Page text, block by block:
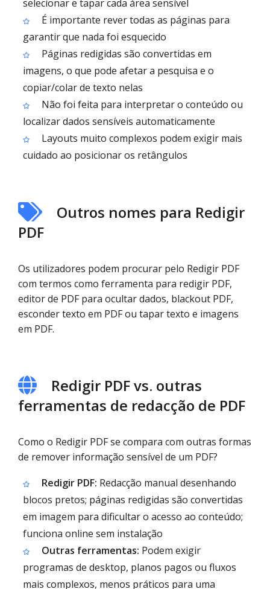
selecionar e tapar cada área sensível
É importante rever todas as páginas para
garantir que nada foi esquecido
Páginas redigidas são convertidas em
imagens, o que pode afetar a pesquisa e o
copiar/colar de texto nelas
Não foi feita para interpretar o conteúdo ou
localizar dados sensíveis automaticamente
Layouts muito complexos podem exigir mais
cuidado ao posicionar os retângulos
Outros nomes para Redigir
PDF
Os utilizadores podem procurar pelo Redigir PDF
com termos como ferramenta para redigir PDF,
editor de PDF para ocultar dados, blackout PDF,
esconder texto em PDF ou tapar texto e imagens
em PDF.
Redigir PDF vs. outras
ferramentas de redacção de PDF
Como o Redigir PDF se compara com outras formas
de remover informação sensível de um PDF?
Redigir PDF: Redacção manual desenhando
blocos pretos; páginas redigidas são convertidas
em imagem para dificultar o acesso ao conteúdo;
funciona online sem instalação
Outras ferramentas: Podem exigir
programas de desktop, planos pagos ou fluxos
mais complexos, menos práticos para uma